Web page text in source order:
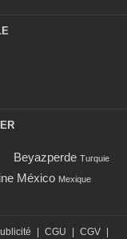
Beyazperde Turquie
México Mexique
CGU CGV